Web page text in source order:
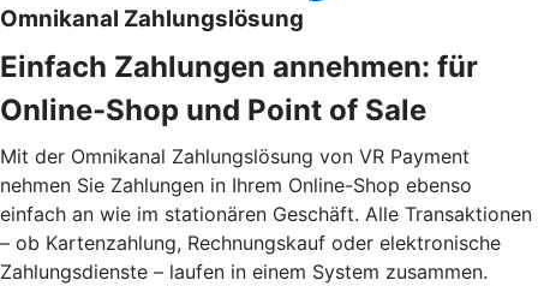
Omnikanal Zahlungslösung
Einfach Zahlungen annehmen: für
Online-Shop und Point of Sale
Mit der Omnikanal Zahlungslösung von VR Payment
nehmen Sie Zahlungen in Ihrem Online-Shop ebenso
einfach an wie im stationären Geschäft. Alle Transaktionen
– ob Kartenzahlung, Rechnungskauf oder elektronische
Zahlungsdienste – laufen in einem System zusammen.